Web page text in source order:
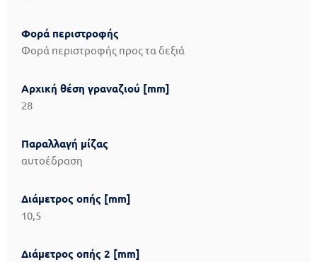
Φορά περιστροφής
Φορά περιστροφής προς τα δεξιά
Αρχική θέση γραναζιού [mm]
28
Παραλλαγή μίζας
αυτοέδραση
Διάμετρος οπής [mm]
10,5
Διάμετρος οπής 2 [mm]